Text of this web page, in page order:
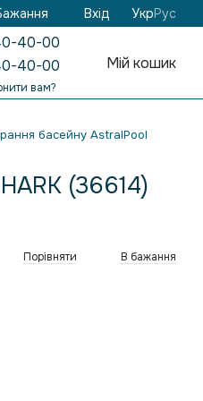
Вхід УкрРус
40-00
40-00
вам?
Мій кошик
басейну AstralPool
(36614)
Порівняти В бажання